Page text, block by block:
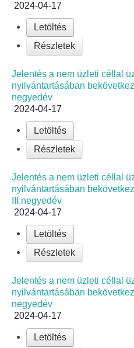
2024-04-17
Letöltés
Részletek
Jelentés a nem üzleti céllal
nyilvántartásában
negyedév
2024-04-17
Letöltés
Részletek
Jelentés a nem üzleti céllal
nyilvántartásában
III.negyedév
2024-04-17
Letöltés
Részletek
Jelentés a nem üzleti céllal
nyilvántartásában
negyedév
2024-04-17
Letöltés